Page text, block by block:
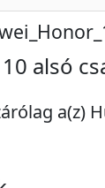
alsó
a(z)